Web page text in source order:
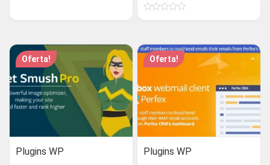
R$ 48,90.R$ 39,90.
de
original
R$ 199,90.
atual
R$ 39,90.
Oferta!
Plugins WP
Oferta!
Plugins WP